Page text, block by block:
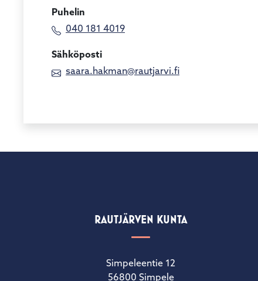
Puhelin
040 181 4019
Sähköposti
saara.hakman@rautjarvi.fi
RAUTJÄRVEN KUNTA
Simpeleentie 12
56800 Simpele